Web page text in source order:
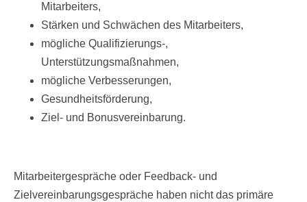
Mitarbeiters,
Stärken und Schwächen des Mitarbeiters,
mögliche Qualifizierungs-,
Unterstützungsmaßnahmen,
mögliche Verbesserungen,
Gesundheitsförderung,
Ziel- und Bonusvereinbarung.
Mitarbeitergespräche oder Feedback- und
Zielvereinbarungsgespräche haben nicht das primäre